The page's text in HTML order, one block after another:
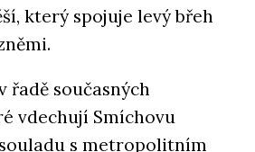
který spojuje levý břeh
řadě současných
vdechují Smíchovu
s metropolitním